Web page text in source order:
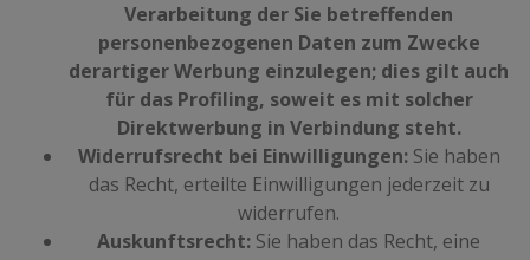
Verarbeitung der Sie betreffenden
personenbezogenen Daten zum Zwecke
derartiger Werbung einzulegen; dies gilt auch
für das Profiling, soweit es mit solcher
Direktwerbung in Verbindung steht.
Widerrufsrecht bei Einwilligungen:Sie haben
das Recht, erteilte Einwilligungen jederzeit zu
widerrufen.
Auskunftsrecht: Sie haben das Recht, eine